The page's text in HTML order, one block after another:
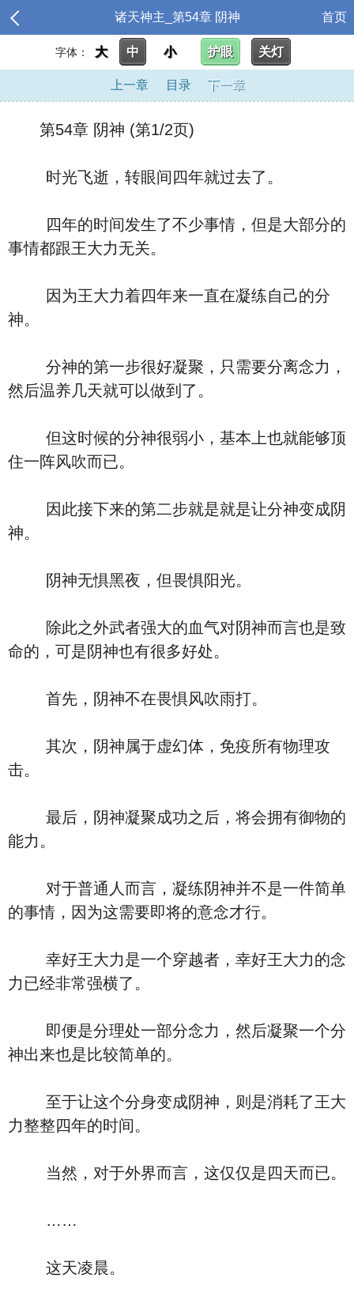
诸天神主_第54章 阴神 首页
字体： 大 中 小 护眼 关灯
上一章 目录 下一章
第54章 阴神 (第1/2页)
时光飞逝，转眼间四年就过去了。
四年的时间发生了不少事情，但是大部分的
事情都跟王大力无关。
因为王大力着四年来一直在凝练自己的分
神。
分神的第一步很好凝聚，只需要分离念力，
然后温养几天就可以做到了。
但这时候的分神很弱小，基本上也就能够顶
住一阵风吹而已。
因此接下来的第二步就是就是让分神变成阴
神。
阴神无惧黑夜，但畏惧阳光。
除此之外武者强大的血气对阴神而言也是致
命的，可是阴神也有很多好处。
首先，阴神不在畏惧风吹雨打。
其次，阴神属于虚幻体，免疫所有物理攻
击。
最后，阴神凝聚成功之后，将会拥有御物的
能力。
对于普通人而言，凝练阴神并不是一件简单
的事情，因为这需要即将的意念才行。
幸好王大力是一个穿越者，幸好王大力的念
力已经非常强横了。
即便是分理处一部分念力，然后凝聚一个分
神出来也是比较简单的。
至于让这个分身变成阴神，则是消耗了王大
力整整四年的时间。
当然，对于外界而言，这仅仅是四天而已。
……
这天凌晨。